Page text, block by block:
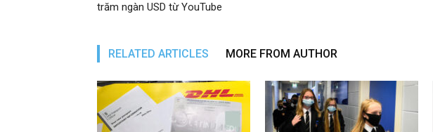
trăm ngàn USD từ YouTube
RELATED ARTICLES MORE FROM AUTHOR